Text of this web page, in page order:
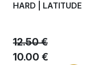
HARD | LATITUDE
12.50 €
10.00 €